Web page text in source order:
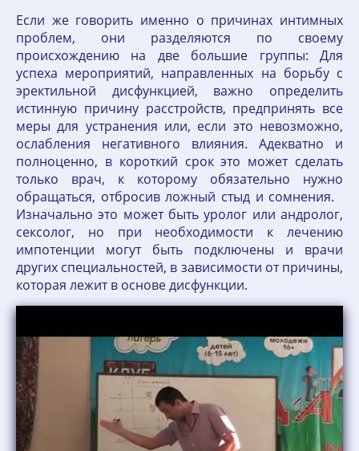
Если же говорить именно о причинах интимных
проблем, они разделяются по своему
происхождению на две большие группы: Для
успеха мероприятий, направленных на борьбу с
эректильной дисфункцией, важно определить
истинную причину расстройств, предпринять все
меры для устранения или, если это невозможно,
ослабления негативного влияния. Адекватно и
полноценно, в короткий срок это может сделать
только врач, к которому обязательно нужно
обращаться, отбросив ложный стыд и сомнения.
Изначально это может быть уролог или андролог,
сексолог, но при необходимости к лечению
импотенции могут быть подключены и врачи
других специальностей, в зависимости от причины,
которая лежит в основе дисфункции.